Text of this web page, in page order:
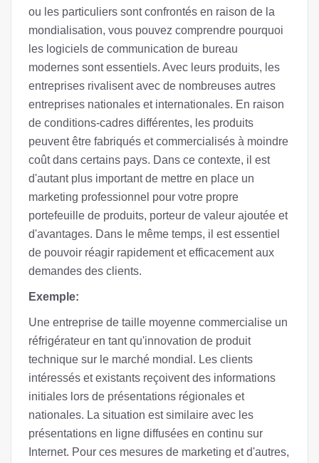
ou les particuliers sont confrontés en raison de la
mondialisation, vous pouvez comprendre pourquoi
les logiciels de communication de bureau
modernes sont essentiels. Avec leurs produits, les
entreprises rivalisent avec de nombreuses autres
entreprises nationales et internationales. En raison
de conditions-cadres différentes, les produits
peuvent être fabriqués et commercialisés à moindre
coût dans certains pays. Dans ce contexte, il est
d'autant plus important de mettre en place un
marketing professionnel pour votre propre
portefeuille de produits, porteur de valeur ajoutée et
d'avantages. Dans le même temps, il est essentiel
de pouvoir réagir rapidement et efficacement aux
demandes des clients.
Exemple:
Une entreprise de taille moyenne commercialise un
réfrigérateur en tant qu'innovation de produit
technique sur le marché mondial. Les clients
intéressés et existants reçoivent des informations
initiales lors de présentations régionales et
nationales. La situation est similaire avec les
présentations en ligne diffusées en continu sur
Internet. Pour ces mesures de marketing et d'autres,